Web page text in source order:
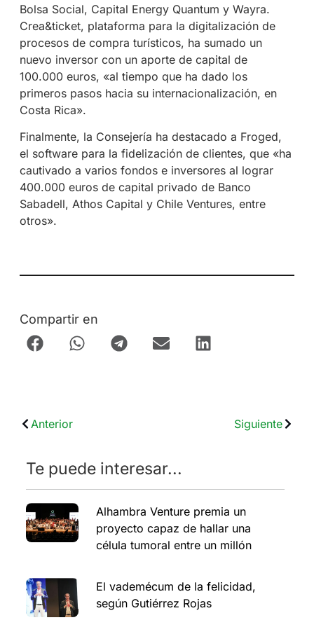
Bolsa Social, Capital Energy Quantum y Wayra.
Crea&ticket, plataforma para la digitalización de
procesos de compra turísticos, ha sumado un
nuevo inversor con un aporte de capital de
100.000 euros, «al tiempo que ha dado los
primeros pasos hacia su internacionalización, en
Costa Rica».
Finalmente, la Consejería ha destacado a Froged,
el software para la fidelización de clientes, que «ha
cautivado a varios fondos e inversores al lograr
400.000 euros de capital privado de Banco
Sabadell, Athos Capital y Chile Ventures, entre
otros».
Compartir en
Anterior Siguiente
Te puede interesar...
Alhambra Venture premia un
proyecto capaz de hallar una
célula tumoral entre un millón
El vademécum de la felicidad,
según Gutiérrez Rojas